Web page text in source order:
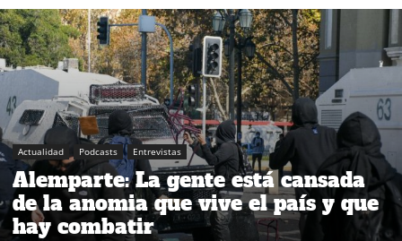
Actualidad Podcasts Entrevistas
Alemparte: La gente está cansada
de la anomia que vive el país y que
hay combatir